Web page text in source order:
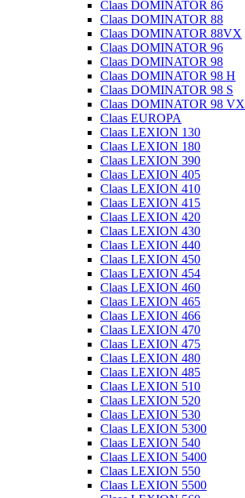
Claas DOMINATOR 86
Claas DOMINATOR 88
Claas DOMINATOR 88VX
Claas DOMINATOR 96
Claas DOMINATOR 98
Claas DOMINATOR 98 H
Claas DOMINATOR 98 S
Claas DOMINATOR 98 VX
Claas EUROPA
Claas LEXION 130
Claas LEXION 180
Claas LEXION 390
Claas LEXION 405
Claas LEXION 410
Claas LEXION 415
Claas LEXION 420
Claas LEXION 430
Claas LEXION 440
Claas LEXION 450
Claas LEXION 454
Claas LEXION 460
Claas LEXION 465
Claas LEXION 466
Claas LEXION 470
Claas LEXION 475
Claas LEXION 480
Claas LEXION 485
Claas LEXION 510
Claas LEXION 520
Claas LEXION 530
Claas LEXION 5300
Claas LEXION 540
Claas LEXION 5400
Claas LEXION 550
Claas LEXION 5500